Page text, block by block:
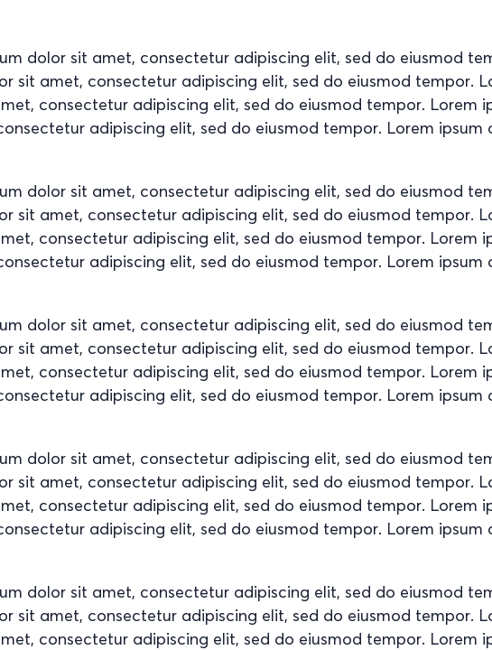
dolor sit amet, consectetur adipiscing elit, sed do eiusmod
sit amet, consectetur adipiscing elit, sed do eiusmod tempor.
consectetur adipiscing elit, sed do eiusmod tempor. Lorem
adipiscing elit, sed do eiusmod tempor. Lorem ipsum
dolor sit amet, consectetur adipiscing elit, sed do eiusmod
sit amet, consectetur adipiscing elit, sed do eiusmod tempor.
consectetur adipiscing elit, sed do eiusmod tempor. Lorem
adipiscing elit, sed do eiusmod tempor. Lorem ipsum
dolor sit amet, consectetur adipiscing elit, sed do eiusmod
sit amet, consectetur adipiscing elit, sed do eiusmod tempor.
consectetur adipiscing elit, sed do eiusmod tempor. Lorem
adipiscing elit, sed do eiusmod tempor. Lorem ipsum
dolor sit amet, consectetur adipiscing elit, sed do eiusmod
sit amet, consectetur adipiscing elit, sed do eiusmod tempor.
consectetur adipiscing elit, sed do eiusmod tempor. Lorem
adipiscing elit, sed do eiusmod tempor. Lorem ipsum
dolor sit amet, consectetur adipiscing elit, sed do eiusmod
sit amet, consectetur adipiscing elit, sed do eiusmod tempor.
consectetur adipiscing elit, sed do eiusmod tempor. Lorem